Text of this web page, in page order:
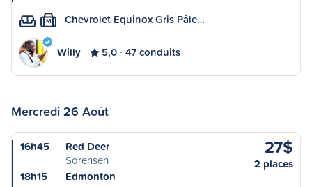
M Chevrolet Equinox Gris Pâle…
Willy 5,0 47 conduits
Mercredi 26 Août
16h45
Red Deer
Sorensen
18h15
Edmonton
27$
2 places